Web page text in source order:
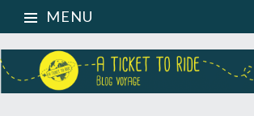
MENU